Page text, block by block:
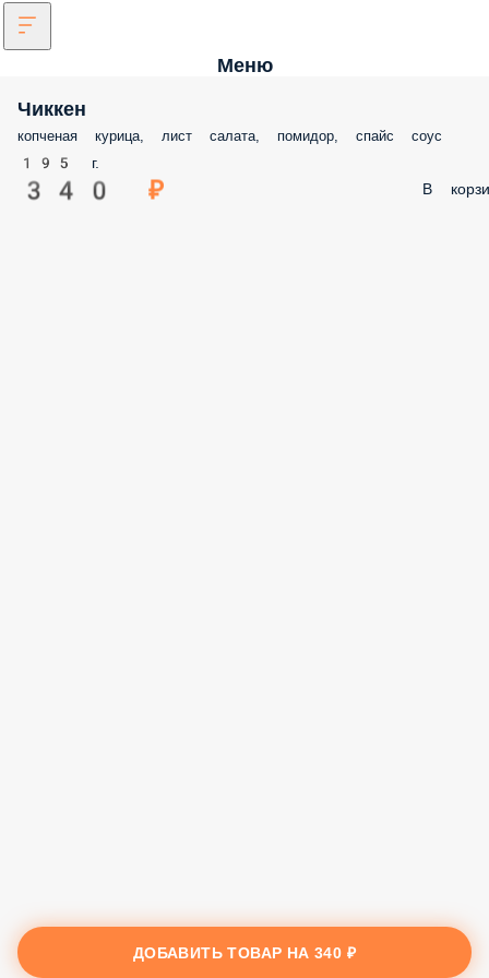
Меню
Чиккен
копченая курица, лист салата, помидор, спайс соус
195 г.
340 ₽ В
ДОБАВИТЬ ТОВАР НА340 ₽